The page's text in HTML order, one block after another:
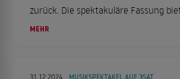
zurück. Die spektakuläre Fassung
restaurierte Version des Klassikers,
MEHR
31.12.2024 MUSIKSPEKTAKEL AUF 3SAT